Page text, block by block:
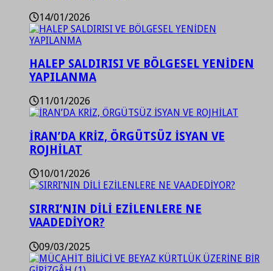
14/01/2026
HALEP SALDIRISI VE BÖLGESEL YENİDEN
YAPILANMA
11/01/2026
İRAN’DA KRİZ, ÖRGÜTSÜZ İSYAN VE
ROJHİLAT
10/01/2026
SIRRI’NIN DİLİ EZİLENLERE NE
VAADEDİYOR?
09/03/2025